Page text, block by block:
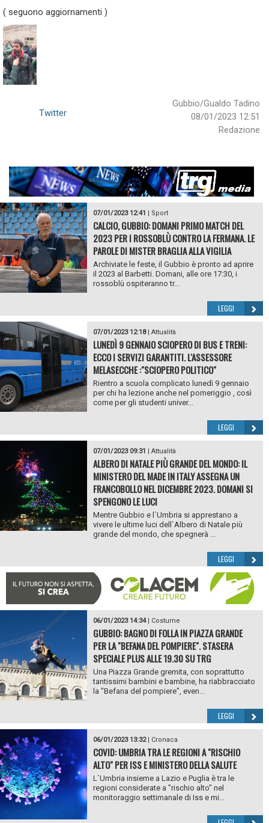
( seguono aggiornamenti )
Gubbio/Gualdo Tadino
08/01/2023 12:51
Redazione
Twitter
07/01/2023 12:41 Sport
CALCIO, GUBBIO: DOMANI PRIMO MATCH DEL
2023 PER I ROSSOBLÙ CONTRO LA FERMANA. LE
PAROLE DI MISTER BRAGLIA ALLA VIGILIA
Archiviate le feste, il Gubbio è pronto ad aprire
il 2023 al Barbetti. Domani, alle ore 17:30, i
rossoblù ospiteranno tr...
LEGGI
07/01/2023 12:18| Attualità
LUNEDÌ 9 GENNAIO SCIOPERO DI BUS E TRENI:
ECCO I SERVIZI GARANTITI. L'ASSESSORE
MELASECCHE :"SCIOPERO POLITICO"
Rientro a scuola complicato lunedì 9 gennaio
per chi ha lezione anche nel pomeriggio , così
come per gli studenti univer...
LEGGI
07/01/2023 09:31 Attualità
ALBERO DI NATALE PIÙ GRANDE DEL MONDO: IL
MINISTERO DEL MADE IN ITALY ASSEGNA UN
FRANCOBOLLO NEL DICEMBRE 2023. DOMANI SI
SPENGONO LE LUCI
Mentre Gubbio e l`Umbria si apprestano a
vivere le ultime luci dell`Albero di Natale più
grande del mondo, che spegnerà ...
LEGGI
06/01/2023 14:34| Costume
GUBBIO: BAGNO DI FOLLA IN PIAZZA GRANDE
PER LA "BEFANA DEL POMPIERE". STASERA
SPECIALE PLUS ALLE 19.30 SU TRG
Una Piazza Grande gremita, con soprattutto
tantissimi bambini e bambine, ha riabbracciato
la "Befana del pompiere", even...
LEGGI
06/01/2023 13:32| Cronaca
COVID: UMBRIA TRA LE REGIONI A "RISCHIO
ALTO" PER ISS E MINISTERO DELLA SALUTE
L`Umbria insieme a Lazio e Puglia è tra le
regioni considerate a "rischio alto" nel
monitoraggio settimanale di Iss e mi...